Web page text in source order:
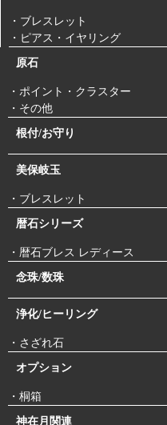
・ブレスレット
・ピアス・イヤリング
原石
・ポイント・クラスター
・その他
根付/お守り
美保岐玉
・ブレスレット
暦石シリーズ
・暦石ブレス レディース
念珠/数珠
浄化/ヒーリング
・さざれ石
オプション
・桐箱
神在月関連